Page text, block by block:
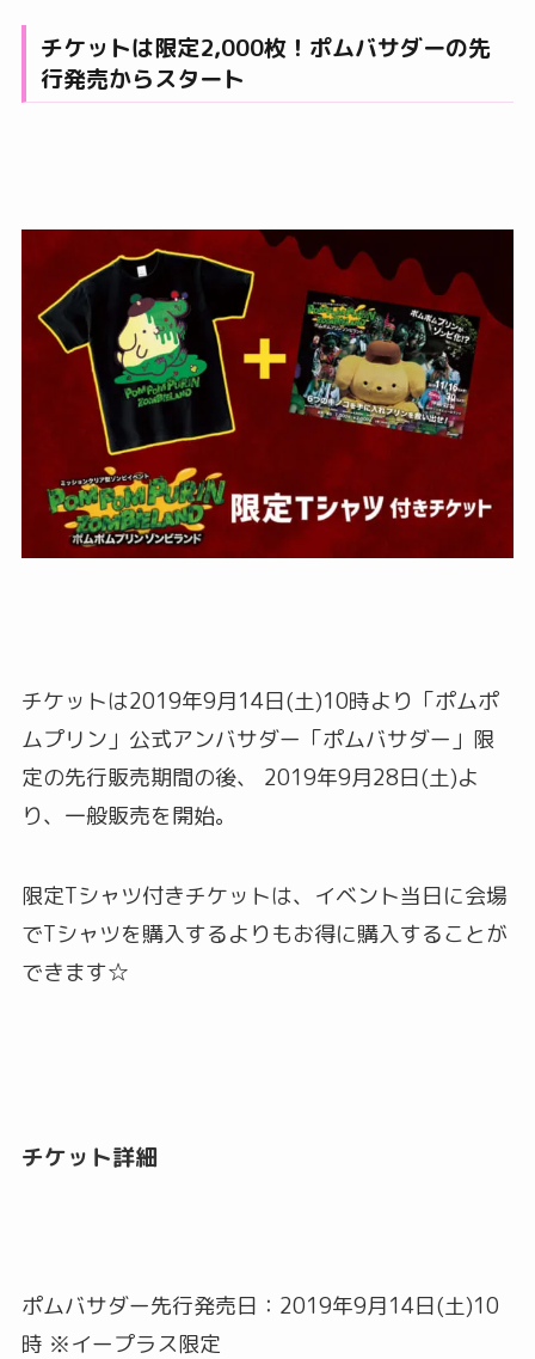
チケットは限定2,000枚！ポムバサダーの先
行発売からスタート
チケットは2019年9月14日(土)10時より「ポムポ
ムプリン」公式アンバサダー「ポムバサダー」限
定の先行販売期間の後、 2019年9月28日(土)よ
り、一般販売を開始。
限定Tシャツ付きチケットは、イベント当日に会場
でTシャツを購入するよりもお得に購入することが
できます☆
チケット詳細
ポムバサダー先行発売日：2019年9月14日(土)10
時 ※イープラス限定